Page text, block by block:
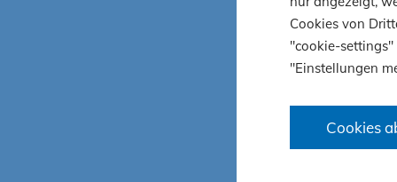
Cookies von
"cookie-settings"
"Einstellungen
Cookies
Der
der